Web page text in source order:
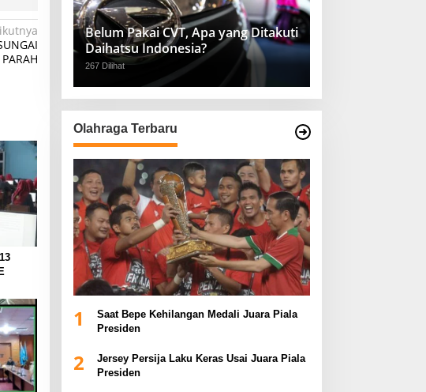
Belum Pakai CVT, Apa yang Ditakuti
Daihatsu Indonesia?
267 Dilihat
Olahraga Terbaru
1
Saat Bepe Kehilangan Medali Juara Piala
Presiden
2
Jersey Persija Laku Keras Usai Juara Piala
Presiden